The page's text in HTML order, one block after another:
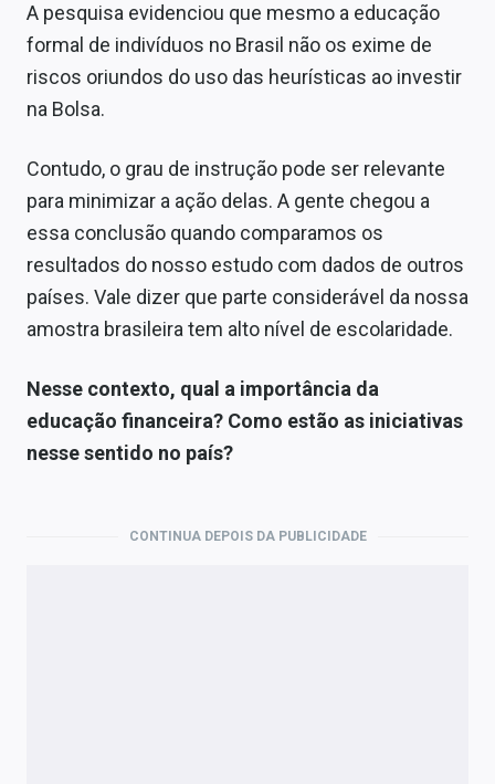
A pesquisa evidenciou que mesmo a educação
formal de indivíduos no Brasil não os exime de
riscos oriundos do uso das heurísticas ao investir
na Bolsa.
Contudo, o grau de instrução pode ser relevante
para minimizar a ação delas. A gente chegou a
essa conclusão quando comparamos os
resultados do nosso estudo com dados de outros
países. Vale dizer que parte considerável da nossa
amostra brasileira tem alto nível de escolaridade.
Nesse contexto, qual a importância da
educação financeira? Como estão as iniciativas
nesse sentido no país?
CONTINUA DEPOIS DA PUBLICIDADE